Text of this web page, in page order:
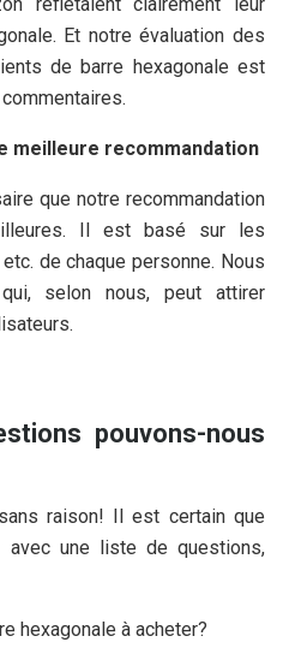
Et notre évaluation des
de barre hexagonale est
meilleure recommandation
que notre recommandation
Il est basé sur les
de chaque personne. Nous
selon nous, peut attirer
pouvons-nous
raison! Il est certain que
une liste de questions,
hexagonale à acheter?